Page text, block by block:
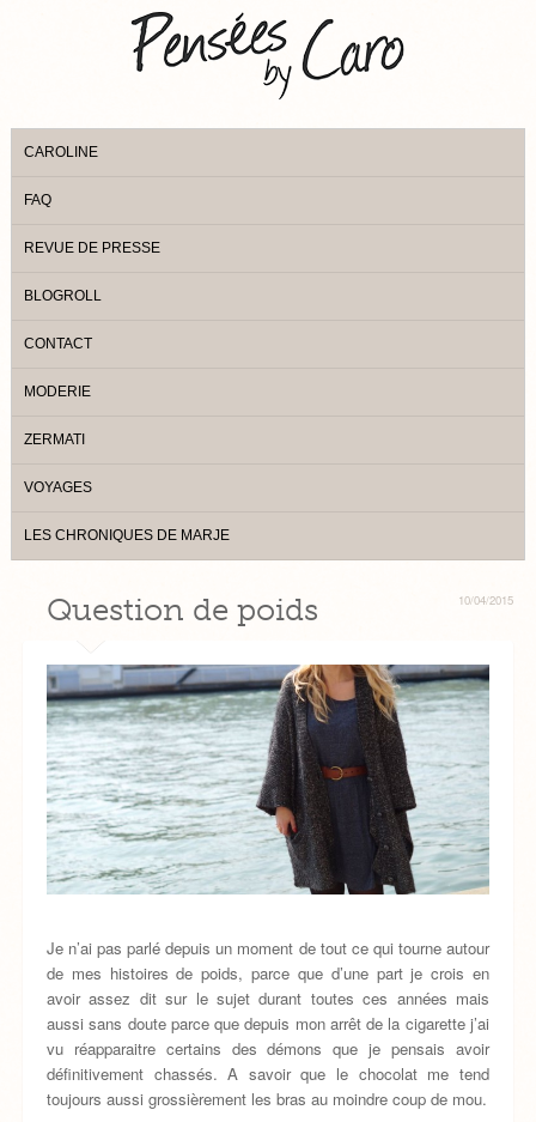
CAROLINE
FAQ
REVUE DE PRESSE
BLOGROLL
CONTACT
MODERIE
ZERMATI
VOYAGES
LES CHRONIQUES DE MARJE
10/04/2015
Question de poids
Je n’ai pas parlé depuis un moment de tout ce qui tourne autour
de mes histoires de poids, parce que d’une part je crois en
avoir assez dit sur le sujet durant toutes ces années mais
aussi sans doute parce que depuis mon arrêt de la cigarette j’ai
vu réapparaitre certains des démons que je pensais avoir
définitivement chassés. A savoir que le chocolat me tend
toujours aussi grossièrement les bras au moindre coup de mou.